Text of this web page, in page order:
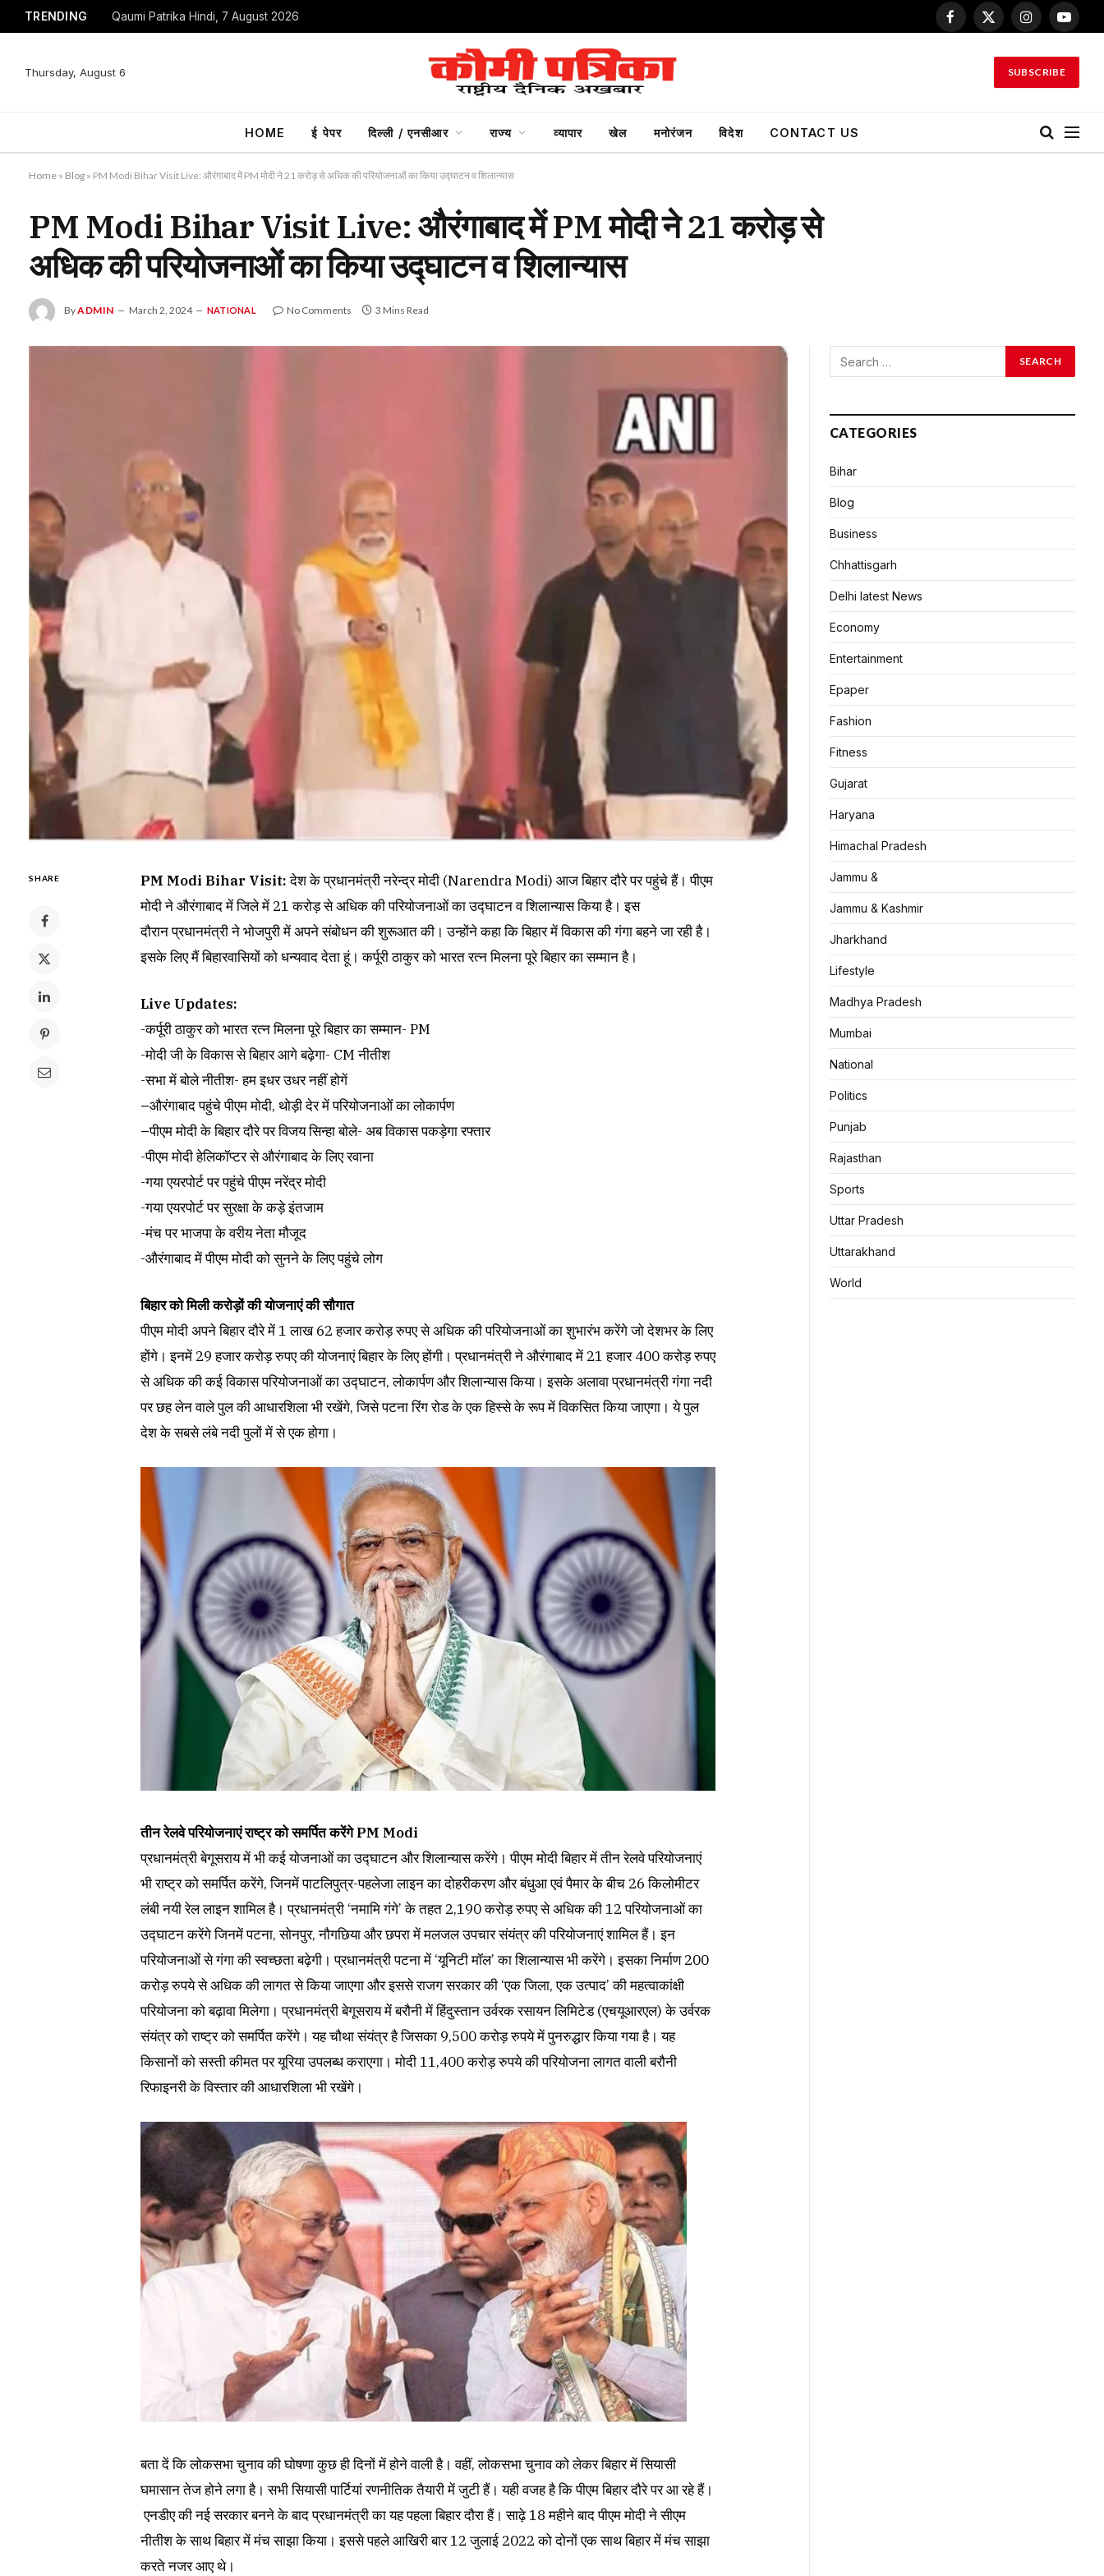
TRENDING Qaumi Patrika Hindi, 7 August 2026
Facebook
X
Instagram
Thursday, August 6 SUBSCRIBE
HOME ई पेपर दिल्ली / एनसीआर राज्य व्यापार खेल मनोरंजन विदेश CONTACT US
Home » Blog » PM Modi Bihar Visit Live: औरंगाबाद में PM मोदी ने 21 करोड़ से अधिक की परियोजनाओं का किया उद्घाटन व शिलान्यास
PM Modi Bihar Visit Live: औरंगाबाद में PM मोदी ने 21 करोड़ से
अधिक की परियोजनाओं का किया उद्घाटन व शिलान्यास
ByADMIN March 2, 2024 NATIONAL No Comments 3 Mins Read
SHARE PM Modi Bihar Visit:देश के प्रधानमंत्री नरेन्द्र मोदी (Narendra Modi) आज बिहार दौरे पर पहुंचे हैं। पीएम
मोदी ने औरंगाबाद में जिले में 21 करोड़ से अधिक की परियोजनाओं का उद्घाटन व शिलान्यास किया है। इस
दौरान प्रधानमंत्री ने भोजपुरी में अपने संबोधन की शुरूआत की। उन्होंने कहा कि बिहार में विकास की गंगा बहने जा रही है।
इसके लिए मैं बिहारवासियों को धन्यवाद देता हूं। कर्पूरी ठाकुर को भारत रत्न मिलना पूरे बिहार का सम्मान है।
Live Updates:
-कर्पूरी ठाकुर को भारत रत्न मिलना पूरे बिहार का सम्मान- PM
-मोदी जी के विकास से बिहार आगे बढ़ेगा- CM नीतीश
-सभा में बोले नीतीश- हम इधर उधर नहीं होगें
–औरंगाबाद पहुंचे पीएम मोदी, थोड़ी देर में परियोजनाओं का लोकार्पण
–पीएम मोदी के बिहार दौरे पर विजय सिन्हा बोले- अब विकास पकड़ेगा रफ्तार
-पीएम मोदी हेलिकॉप्टर से औरंगाबाद के लिए रवाना
-गया एयरपोर्ट पर पहुंचे पीएम नरेंद्र मोदी
-गया एयरपोर्ट पर सुरक्षा के कड़े इंतजाम
-मंच पर भाजपा के वरीय नेता मौजूद
-औरंगाबाद में पीएम मोदी को सुनने के लिए पहुंचे लोग
बिहार को मिली करोड़ों की योजनाएं की सौगात
पीएम मोदी अपने बिहार दौरे में 1 लाख 62 हजार करोड़ रुपए से अधिक की परियोजनाओं का शुभारंभ करेंगे जो देशभर के लिए
होंगे। इनमें 29 हजार करोड़ रुपए की योजनाएं बिहार के लिए होंगी। प्रधानमंत्री ने औरंगाबाद में 21 हजार 400 करोड़ रुपए
से अधिक की कई विकास परियोजनाओं का उद्घाटन, लोकार्पण और शिलान्यास किया। इसके अलावा प्रधानमंत्री गंगा नदी
पर छह लेन वाले पुल की आधारशिला भी रखेंगे, जिसे पटना रिंग रोड के एक हिस्से के रूप में विकसित किया जाएगा। ये पुल
देश के सबसे लंबे नदी पुलों में से एक होगा।
तीन रेलवे परियोजनाएं राष्ट्र को समर्पित करेंगे PM Modi
प्रधानमंत्री बेगूसराय में भी कई योजनाओं का उद्घाटन और शिलान्यास करेंगे। पीएम मोदी बिहार में तीन रेलवे परियोजनाएं
भी राष्ट्र को समर्पित करेंगे, जिनमें पाटलिपुत्र-पहलेजा लाइन का दोहरीकरण और बंधुआ एवं पैमार के बीच 26 किलोमीटर
लंबी नयी रेल लाइन शामिल है। प्रधानमंत्री ‘नमामि गंगे’ के तहत 2,190 करोड़ रुपए से अधिक की 12 परियोजनाओं का
उद्घाटन करेंगे जिनमें पटना, सोनपुर, नौगछिया और छपरा में मलजल उपचार संयंत्र की परियोजनाएं शामिल हैं। इन
परियोजनाओं से गंगा की स्वच्छता बढ़ेगी। प्रधानमंत्री पटना में ‘यूनिटी मॉल’ का शिलान्यास भी करेंगे। इसका निर्माण 200
करोड़ रुपये से अधिक की लागत से किया जाएगा और इससे राजग सरकार की ‘एक जिला, एक उत्पाद’ की महत्वाकांक्षी
परियोजना को बढ़ावा मिलेगा। प्रधानमंत्री बेगूसराय में बरौनी में हिंदुस्तान उर्वरक रसायन लिमिटेड (एचयूआरएल) के उर्वरक
संयंत्र को राष्ट्र को समर्पित करेंगे। यह चौथा संयंत्र है जिसका 9,500 करोड़ रुपये में पुनरुद्धार किया गया है। यह
किसानों को सस्ती कीमत पर यूरिया उपलब्ध कराएगा। मोदी 11,400 करोड़ रुपये की परियोजना लागत वाली बरौनी
रिफाइनरी के विस्तार की आधारशिला भी रखेंगे।
बता दें कि लोकसभा चुनाव की घोषणा कुछ ही दिनों में होने वाली है। वहीं, लोकसभा चुनाव को लेकर बिहार में सियासी
घमासान तेज होने लगा है। सभी सियासी पार्टियां रणनीतिक तैयारी में जुटी हैं। यही वजह है कि पीएम बिहार दौरे पर आ रहे हैं।
एनडीए की नई सरकार बनने के बाद प्रधानमंत्री का यह पहला बिहार दौरा हैं। साढ़े 18 महीने बाद पीएम मोदी ने सीएम
नीतीश के साथ बिहार में मंच साझा किया। इससे पहले आखिरी बार 12 जुलाई 2022 को दोनों एक साथ बिहार में मंच साझा
करते नजर आए थे।
CATEGORIES
Bihar
Blog
Business
Chhattisgarh
Delhi latest News
Economy
Entertainment
Epaper
Fashion
Fitness
Gujarat
Haryana
Himachal Pradesh
Jammu &
Jammu & Kashmir
Jharkhand
Lifestyle
Madhya Pradesh
Mumbai
National
Politics
Punjab
Rajasthan
Sports
Uttar Pradesh
Uttarakhand
World